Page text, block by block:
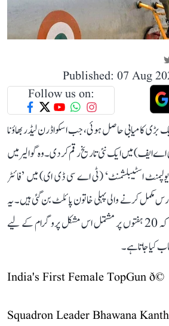
Published: 07 Aug
Follow us on:
بڑی کامیابی حاصل ہوئی، جب اسکواڈرن لیڈر بھاؤنا
اے ایف) میں ایک نئی تاریخ رقم کر دی۔ وہ گوالیر میں
ڈیولپمنٹ اسٹیبلشمنٹ‘ (ٹی اے سی ڈی ای) میں ’فائٹر
مکمل کرنے والی پہلی خاتون پائلٹ بن گئی ہیں۔ یہ
کامیابی اس لیے بھی خاص ہے کہ 20 ہفتوں پر مشتمل اس مشکل پروگرام کے لیے
کیا جاتا ہے۔
India's First Female TopGun ð©
Squadron Leader Bhawana